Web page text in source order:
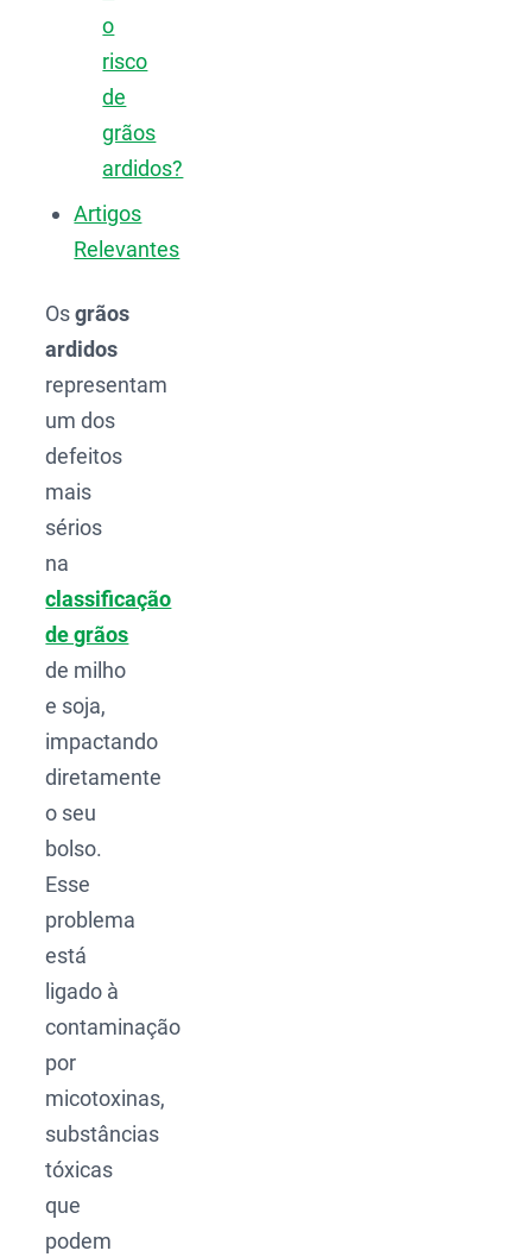
o
risco
de
grãos
ardidos?
Artigos
Relevantes
Osgrãos
ardidos
representam
um dos
defeitos
mais
sérios
na
classificação
de grãos
de milho
e soja,
impactando
diretamente
o seu
bolso.
Esse
problema
está
ligado à
contaminação
por
micotoxinas,
substâncias
tóxicas
que
podem